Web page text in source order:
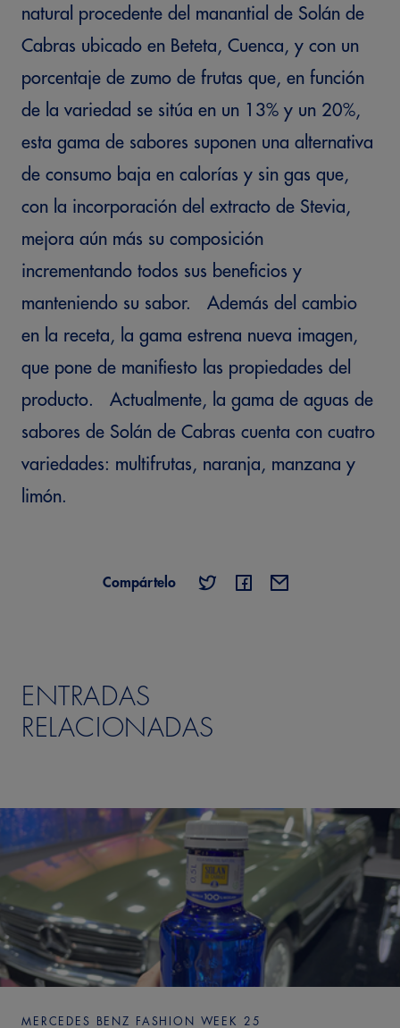
natural procedente del manantial de Solán de
Cabras ubicado en Beteta, Cuenca, y con un
porcentaje de zumo de frutas que, en función
de la variedad se sitúa en un 13% y un 20%,
esta gama de sabores suponen una alternativa
de consumo baja en calorías y sin gas que,
con la incorporación del extracto de Stevia,
mejora aún más su composición
incrementando todos sus beneficios y
manteniendo su sabor. Además del cambio
en la receta, la gama estrena nueva imagen,
que pone de manifiesto las propiedades del
producto. Actualmente, la gama de aguas de
sabores de Solán de Cabras cuenta con cuatro
variedades: multifrutas, naranja, manzana y
limón.
Compártelo
ENTRADAS
RELACIONADAS
MERCEDES BENZ FASHION WEEK 25